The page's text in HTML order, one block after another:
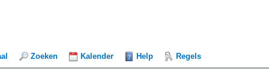
Zoeken Kalender Help Regels